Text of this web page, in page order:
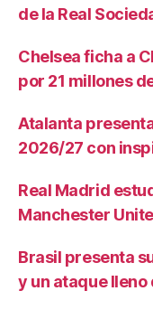
de la Real
Chelsea ficha a
por 21 millones
Atalanta
2026/27 con
Real Madrid
Manchester
Brasil presenta
y un ataque lleno